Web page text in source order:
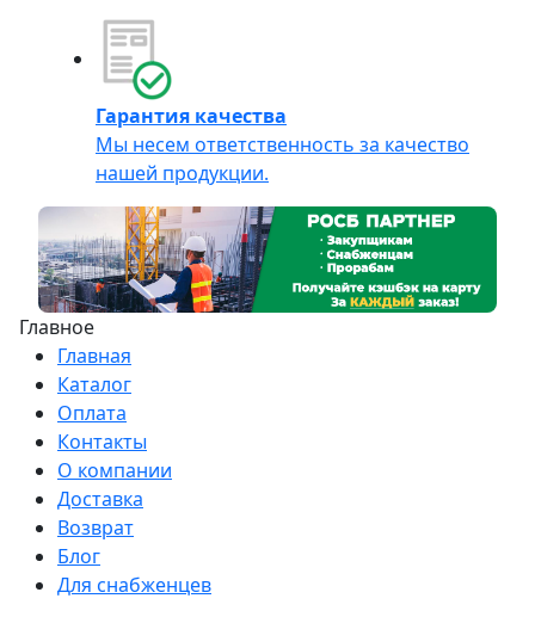
Гарантия качества
Мы несем ответственность за качество
нашей продукции.
Главное
Главная
Каталог
Оплата
Контакты
О компании
Доставка
Возврат
Блог
Для снабженцев